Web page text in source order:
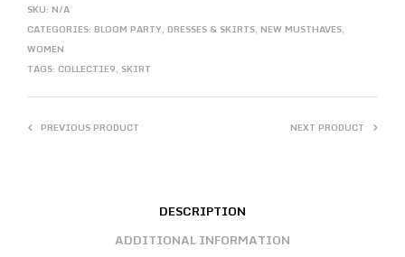
SKU: N/A
CATEGORIES: BLOOM PARTY, DRESSES & SKIRTS, NEW MUSTHAVES,
WOMEN
TAGS: COLLECTIE9, SKIRT
PREVIOUS PRODUCT NEXT PRODUCT
DESCRIPTION
ADDITIONAL INFORMATION